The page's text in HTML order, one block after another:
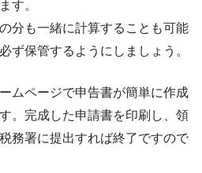
す。
分も一緒に計算することも可能
ず保管するようにしましょう。
ムページで申告書が簡単に作成
。完成した申請書を印刷し、領
務署に提出すれば終了ですので